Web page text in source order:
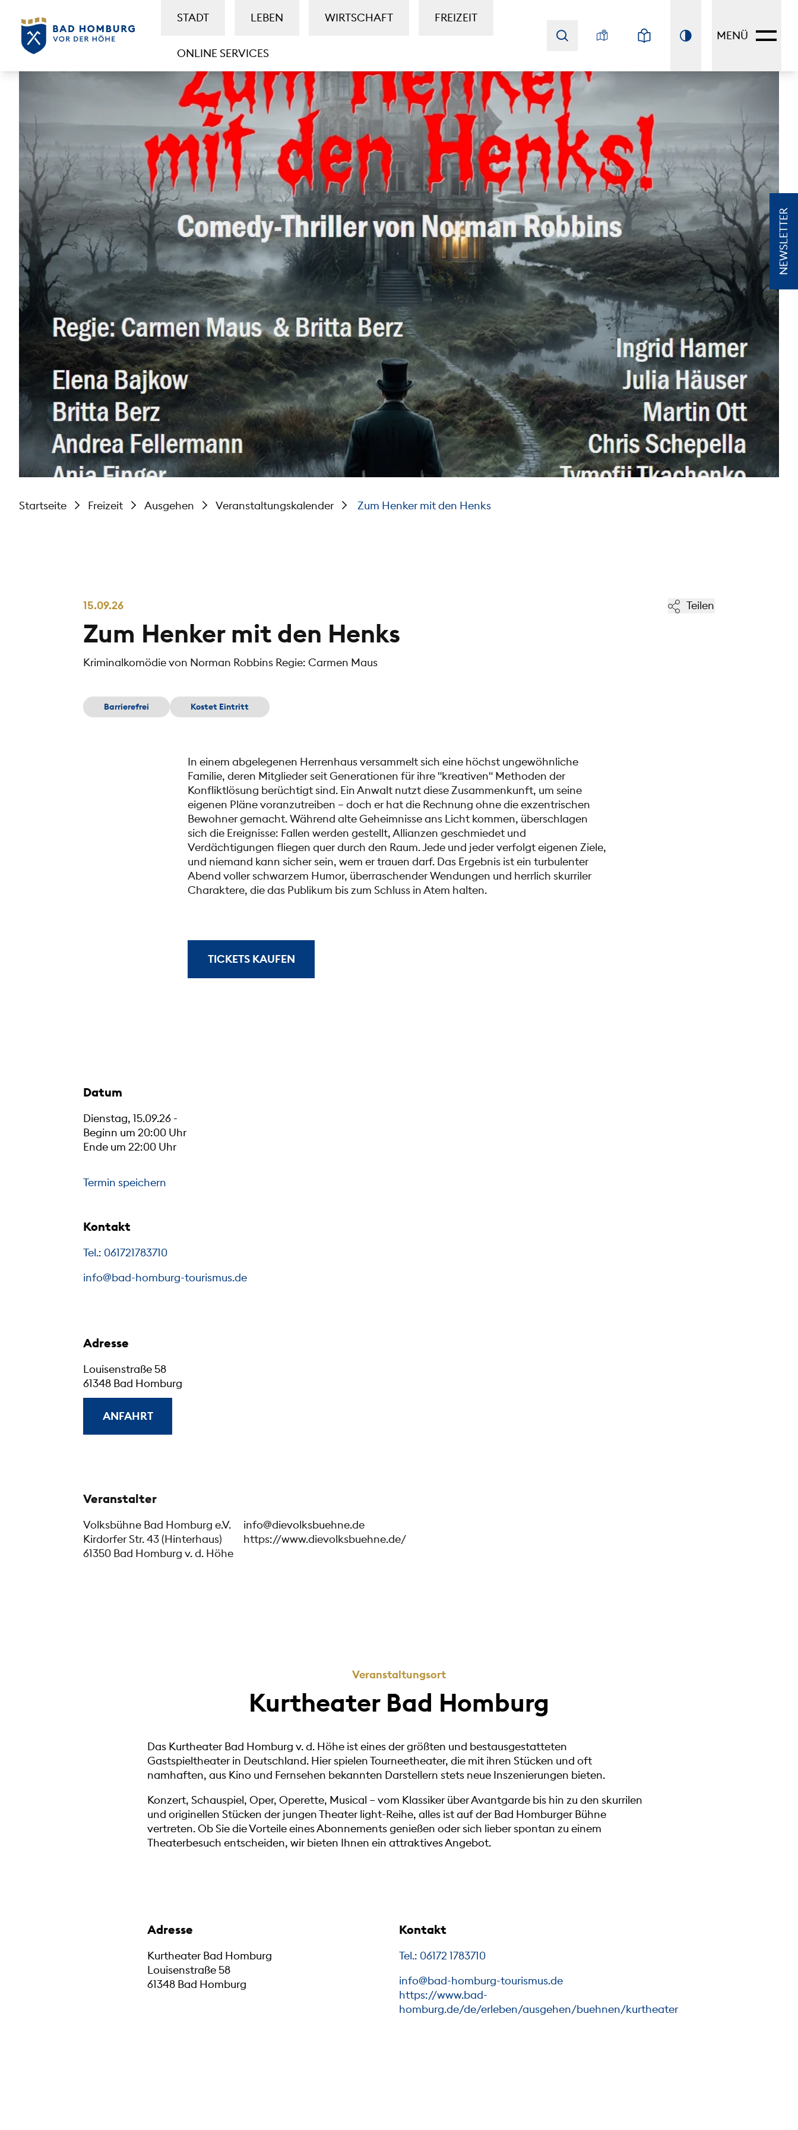
STADT LEBEN WIRTSCHAFT FREIZEIT
ONLINE SERVICES
MENÜ
Startseite Freizeit Ausgehen Veranstaltungskalender Zum Henker mit den Henks
NEWSLETTER
15.09.26
Zum Henker mit den Henks
Kriminalkomödie von Norman Robbins Regie: Carmen Maus
Teilen
Barrierefrei Kostet Eintritt
In einem abgelegenen Herrenhaus versammelt sich eine höchst ungewöhnliche
Familie, deren Mitglieder seit Generationen für ihre "kreativen" Methoden der
Konfliktlösung berüchtigt sind. Ein Anwalt nutzt diese Zusammenkunft, um seine
eigenen Pläne voranzutreiben – doch er hat die Rechnung ohne die exzentrischen
Bewohner gemacht. Während alte Geheimnisse ans Licht kommen, überschlagen
sich die Ereignisse: Fallen werden gestellt, Allianzen geschmiedet und
Verdächtigungen fliegen quer durch den Raum. Jede und jeder verfolgt eigenen Ziele,
und niemand kann sicher sein, wem er trauen darf. Das Ergebnis ist ein turbulenter
Abend voller schwarzem Humor, überraschender Wendungen und herrlich skurriler
Charaktere, die das Publikum bis zum Schluss in Atem halten.
TICKETS KAUFEN
Datum
Dienstag, 15.09.26 -
Beginn um 20:00 Uhr
Ende um 22:00 Uhr
Termin speichern
Kontakt
Tel.: 061721783710
info@bad-homburg-tourismus.de
Adresse
Louisenstraße 58
61348 Bad Homburg
ANFAHRT
Veranstalter
Volksbühne Bad Homburg e.V.
Kirdorfer Str. 43 (Hinterhaus)
61350 Bad Homburg v. d. Höhe
info@dievolksbuehne.de
https://www.dievolksbuehne.de/
Veranstaltungsort
Kurtheater Bad Homburg
Das Kurtheater Bad Homburg v. d. Höhe ist eines der größten und bestausgestatteten
Gastspieltheater in Deutschland. Hier spielen Tourneetheater, die mit ihren Stücken und oft
namhaften, aus Kino und Fernsehen bekannten Darstellern stets neue Inszenierungen bieten.
Konzert, Schauspiel, Oper, Operette, Musical – vom Klassiker über Avantgarde bis hin zu den skurrilen
und originellen Stücken der jungen Theater light-Reihe, alles ist auf der Bad Homburger Bühne
vertreten. Ob Sie die Vorteile eines Abonnements genießen oder sich lieber spontan zu einem
Theaterbesuch entscheiden, wir bieten Ihnen ein attraktives Angebot.
Adresse
Kurtheater Bad Homburg
Louisenstraße 58
61348 Bad Homburg
Kontakt
Tel.: 06172 1783710
info@bad-homburg-tourismus.de
https://www.bad-
homburg.de/de/erleben/ausgehen/buehnen/kurtheater